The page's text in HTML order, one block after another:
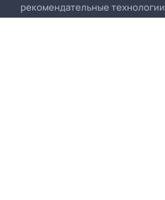
рекомендательные